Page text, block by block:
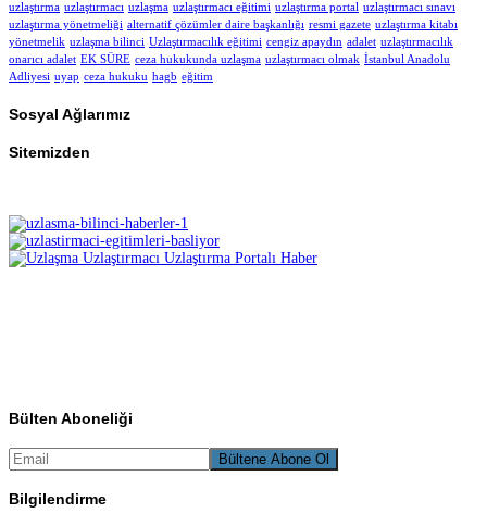
uzlaştırma uzlaştırmacı uzlaşma uzlaştırmacı eğitimi uzlaştırma portal uzlaştırmacı sınavı
uzlaştırma yönetmeliği alternatif çözümler daire başkanlığı resmi gazete uzlaştırma kitabı
yönetmelik uzlaşma bilinci Uzlaştırmacılık eğitimi cengiz apaydın adalet uzlaştırmacılık
onarıcı adalet EK SÜRE ceza hukukunda uzlaşma uzlaştırmacı olmak İstanbul Anadolu
Adliyesi uyap ceza hukuku hagb eğitim
Sosyal Ağlarımız
Sitemizden
Bülten Aboneliği
Bilgilendirme